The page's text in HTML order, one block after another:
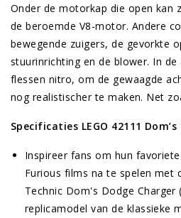
Onder de motorkap die open kan
de beroemde V8-motor. Andere
bewegende zuigers, de gevorkte
stuurinrichting en de blower. In de
flessen nitro, om de gewaagde
nog realistischer te maken. Net
Specificaties LEGO 42111
Inspireer fans om hun
Furious films na te spelen met
Technic Dom's Dodge Charger
replicamodel van de klassieke